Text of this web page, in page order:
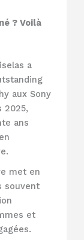
? Voilà
a
aux Sony
2025,
ans
met en
souvent
et